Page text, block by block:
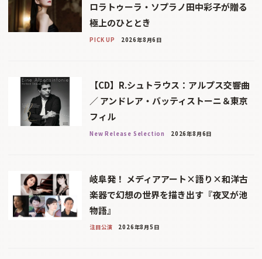
ロラトゥーラ・ソプラノ田中彩子が贈る
極上のひととき
PICK UP 2026年8月6日
【CD】R.シュトラウス：アルプス交響曲
／ アンドレア・バッティストーニ＆東京
フィル
New Release Selection 2026年8月6日
岐阜発！ メディアアート×語り×和洋古
楽器で幻想の世界を描き出す『夜叉が池
物語』
注目公演 2026年8月5日